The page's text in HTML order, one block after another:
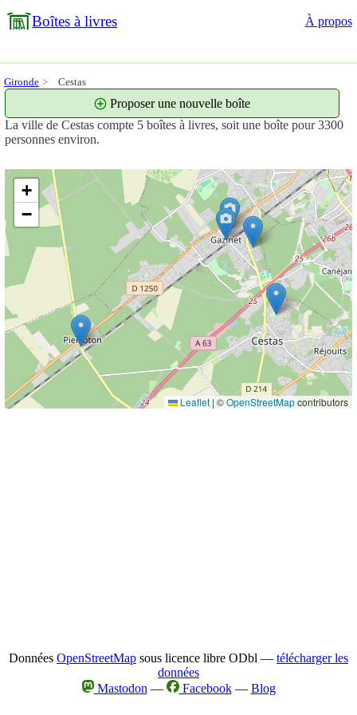
Boîtes à livres À propos
Gironde Cestas
La ville de Cestas compte 5 boîtes à livres, soit une boîte pour 3300
personnes environ.
Proposer une nouvelle boîte
+
−
Leaflet | ©OpenStreetMapcontributors
Données OpenStreetMap sous licence libre ODbl — télécharger les
données
Mastodon — Facebook— Blog